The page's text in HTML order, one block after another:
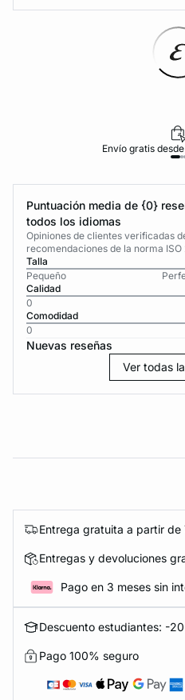
Envío gratis
Puntuación media de {0}
todos los idiomas
Opiniones de clientes verificadas
recomendaciones de la norma ISO
Talla
Pequeño
Calidad
0
Comodidad
0
Nuevas reseñas
Ver todas
Entrega gratuita a partir de
Entregas y devoluciones
Pago en 3 meses sin
Descuento estudiantes: -
Pago 100% seguro